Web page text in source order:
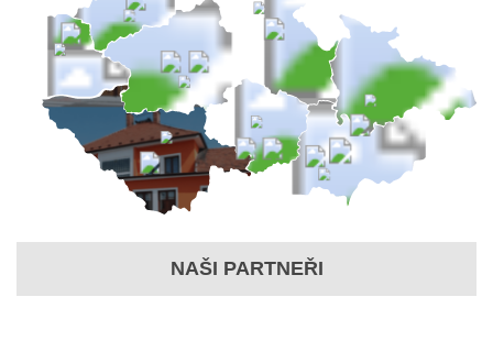
NAŠI PARTNEŘI